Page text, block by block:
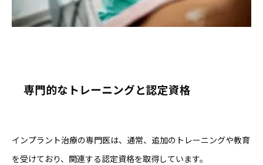
専門的なトレーニングと認定資格
インプラント治療の専門医は、通常、追加のトレーニングや教育
を受けており、関連する認定資格を取得しています。